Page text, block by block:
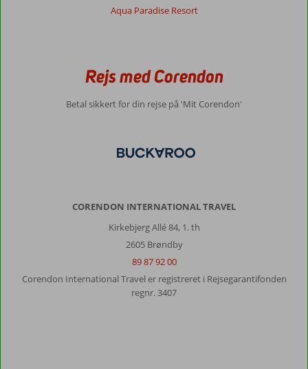
Aqua Paradise Resort
Rejs med Corendon
Betal sikkert for din rejse på 'Mit Corendon'
CORENDON INTERNATIONAL TRAVEL
Kirkebjerg Allé 84, 1. th
2605 Brøndby
89 87 92 00
Corendon International Travel er registreret i Rejsegarantifonden
regnr. 3407